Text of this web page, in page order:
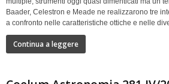
Baader, Celestron e Meade ne realizzarono tre
a confronto nelle caratteristiche ottiche e nelle
Continua a leggere